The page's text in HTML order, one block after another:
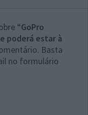
“GoPro
poderá estar à
Basta
no formulário